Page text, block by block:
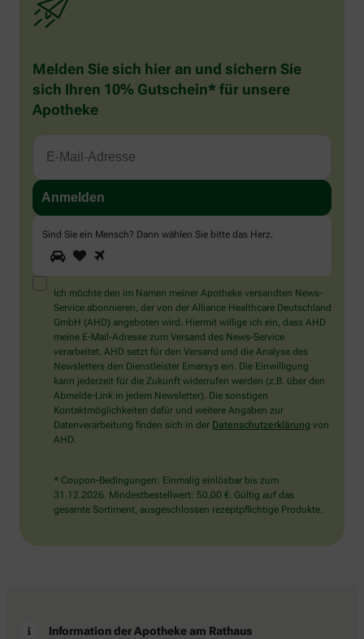
Melden Sie sich hier an und sichern Sie
sich Ihren 10% Gutschein* für unsere
Apotheke
Sind Sie ein Mensch? Dann wählen Sie bitte das Herz.
Sind
Sie
ein
Mensch?
Dann
wählen
Sie
bitte
das
Herz.
1 2
Ich möchte den im Namen meiner Apotheke versandten News-
Service abonnieren, der von der Alliance Healthcare Deutschland
GmbH (AHD) angeboten wird. Hiermit willige ich ein, dass AHD
meine E-Mail-Adresse zum Versand des News-Service
verarbeitet. AHD setzt für den Versand und die Analyse des
Newsletters den Dienstleister Emarsys ein. Die Einwilligung
kann jederzeit für die Zukunft widerrufen werden (z.B. über den
Abmelde-Link in jedem Newsletter). Die sonstigen
Kontaktmöglichkeiten dafür und weitere Angaben zur
Datenverarbeitung finden sich in der Datenschutzerklärung von
AHD.
* Coupon-Bedingungen: Einmalig einlösbar bis zum
31.12.2026. Mindestbestellwert: 50,00 €. Gültig auf das
gesamte Sortiment, ausgeschlossen rezeptpflichtige Produkte.
Information der Apotheke am Rathaus